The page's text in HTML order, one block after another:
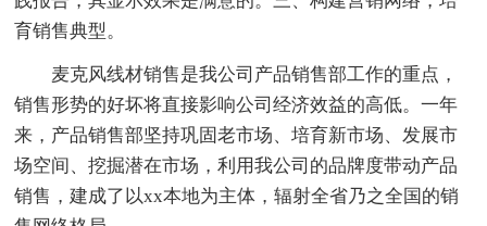
育销售典型。
麦克风线材销售是我公司产品销售部工作的重点，
销售形势的好坏将直接影响公司经济效益的高低。一年
来，产品销售部坚持巩固老市场、培育新市场、发展市
场空间、挖掘潜在市场，利用我公司的品牌度带动产品
销售，建成了以xx本地为主体，辐射全省乃之全国的销